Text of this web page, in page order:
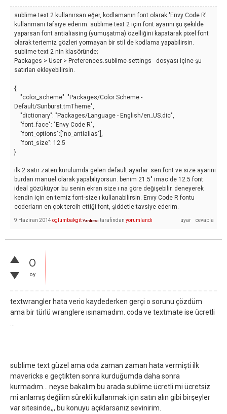
sublime text 2 kullanırsan eğer, kodlamanın font olarak 'Envy Code R'
kullanmanı tafsiye ederim. sublime text 2 için font ayarını şu şekilde
yaparsan font antialiasing (yumuşatma) özelliğini kapatarak pixel font
olarak tertemiz gözleri yormayan bir stil de kodlama yapabilirsin.
sublime text 2 nin klasöründe;
Packages > User > Preferences.sublime-settings dosyası içine şu
satırları ekleyebilirsin.
{
"color_scheme": "Packages/Color Scheme -
Default/Sunburst.tmTheme",
"dictionary": "Packages/Language - English/en_US.dic",
"font_face": "Envy Code R",
"font_options":["no_antialias"],
"font_size": 12.5
}
ilk 2 satır zaten kurulumda gelen default ayarlar. sen font ve size ayarını
burdan manuel olarak yapabiliyorsun. benim 21.5" imac de 12.5 font
ideal gözüküyor. bu senin ekran size ı na göre değişebilir. deneyerek
kendin için en temiz font-size ı kullanabilirsin. Envy Code R fontu
coderların en çok tercih ettiği font, şiddetle tavsiye ederim.
9 Haziran 2014 oglumbakgit Yardımcı tarafından yorumlandı
0
oy
textwrangler hata verio kaydederken gerçi o sorunu çözdüm
ama bir türlü wranglere ısınamadım. coda ve textmate ise ücretli
sublime text güzel ama oda zaman zaman hata vermişti ilk
mavericks e geçtikten sonra kurduğumda daha sonra
kurmadım... neyse bakalım bu arada sublime ücretli mi ücretsiz
mi anlamış değilim sürekli kullanmak için satın alın gibi birşeyler
var sitesinde,,, bu konuyu açıklarsanız sevinirim.